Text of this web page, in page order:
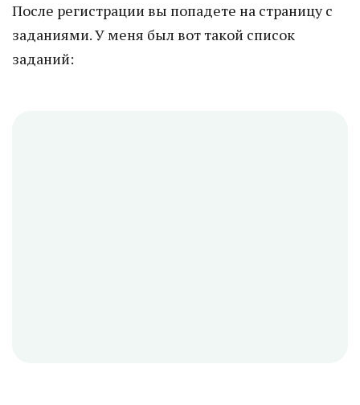
После регистрации вы попадете на страницу с
заданиями. У меня был вот такой список
заданий: